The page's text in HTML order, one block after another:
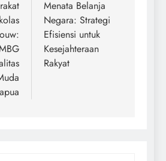
Menata Belanja
Negara: Strategi
Efisiensi untuk
Kesejahteraan
Rakyat